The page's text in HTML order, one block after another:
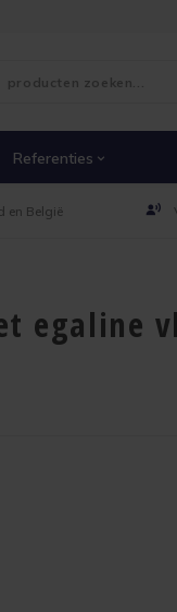
Referenties
en België
egaline